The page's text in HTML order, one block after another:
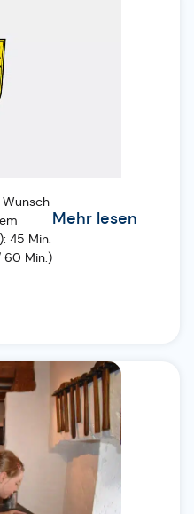
Wunsch
45 Min.
60 Min.)
Mehr lesen